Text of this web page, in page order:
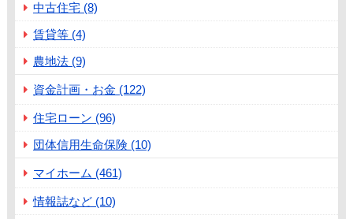
中古住宅 (8)
賃貸等 (4)
農地法 (9)
資金計画・お金 (122)
住宅ローン (96)
団体信用生命保険 (10)
マイホーム (461)
情報誌など (10)